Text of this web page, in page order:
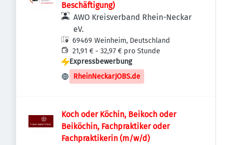
Beschäftigung)
AWO Kreisverband Rhein-Neckar
eV.
69469 Weinheim, Deutschland
21,91 € - 32,97 € pro Stunde
Expressbewerbung
RheinNeckarJOBS.de
Koch oder Köchin, Beikoch oder
Beiköchin, Fachpraktiker oder
Fachpraktikerin (m/w/d)